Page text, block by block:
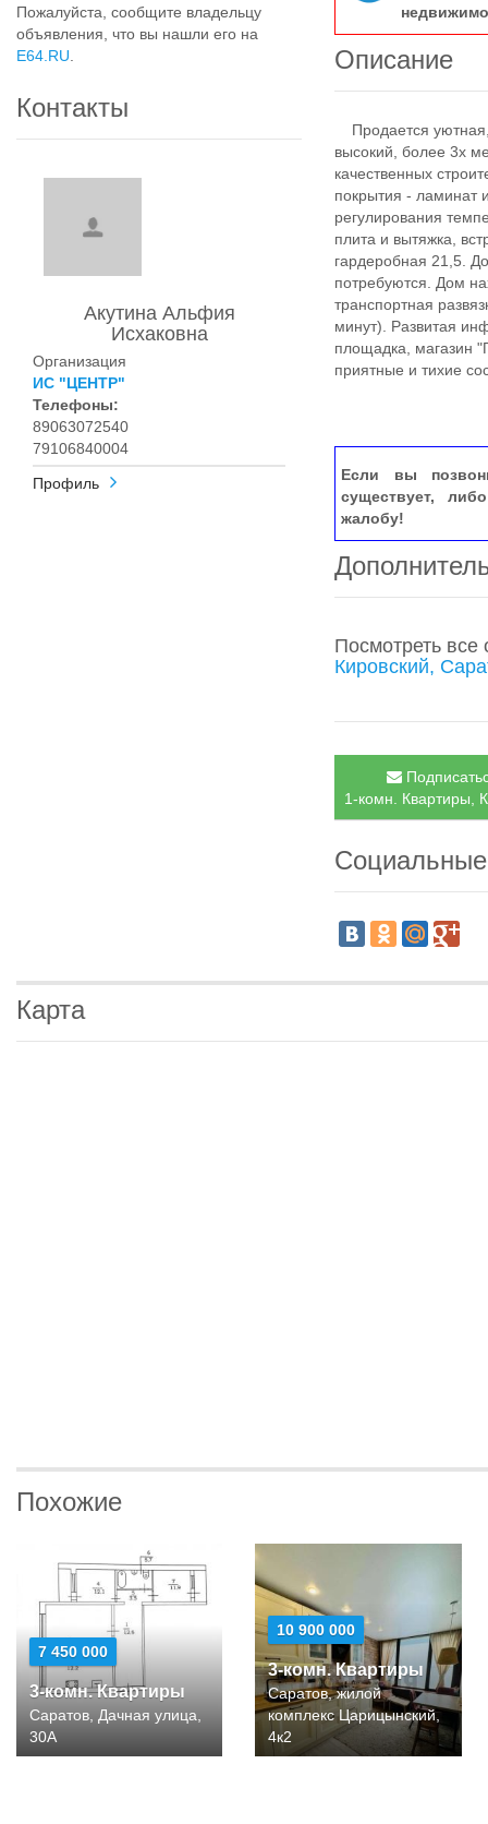
Пожалуйста, сообщите владельцу
объявления, что вы нашли его на
E64.RU
Контакты
Акутина Альфия
Исхаковна
Организация
ИС "ЦЕНТР"
Телефоны:
89063072540
79106840004
Профиль
Описание
Продается
высокий, более 3х
качественных
покрытия - ламинат
регулирования
плита и вытяжка,
гардеробная 21,5.
потребуются. Дом
транспортная
минут). Развитая
площадка, магазин
приятные и тихие
Если вы
существует,
жалобу!
Посмотреть
Кировский,
1-комн. Квартиры,
Карта
Похожие
7 450 000
3-комн. Квартиры
Саратов, Дачная улица,
30А
10 900 000
3-комн. Квартиры
Саратов, жилой
комплекс Царицынский,
4к2